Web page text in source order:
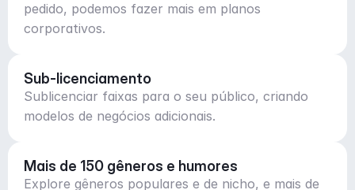
pedido, podemos fazer mais em planos
corporativos.
Sub-licenciamento
Sublicenciar faixas para o seu público, criando
modelos de negócios adicionais.
Mais de 150 gêneros e humores
Explore gêneros populares e de nicho, e mais de